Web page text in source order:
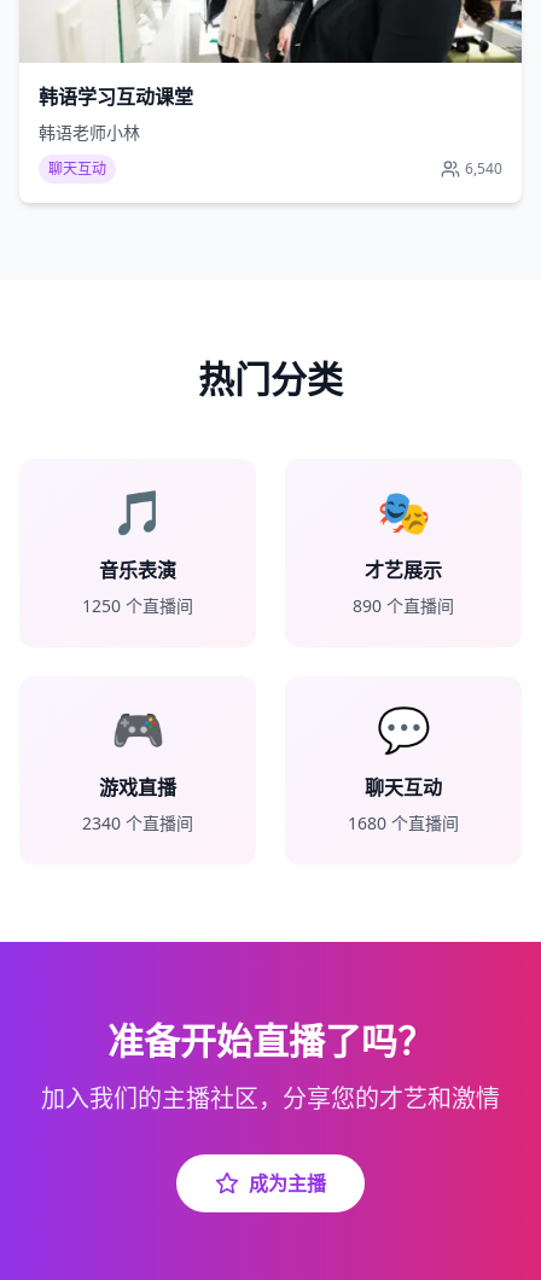
韩语学习互动课堂
韩语老师小林
聊天互动 6,540
热门分类
🎵
音乐表演
1250 个直播间
🎭
才艺展示
890 个直播间
🎮
游戏直播
2340 个直播间
💬
聊天互动
1680 个直播间
准备开始直播了吗？
加入我们的主播社区，分享您的才艺和激情
成为主播